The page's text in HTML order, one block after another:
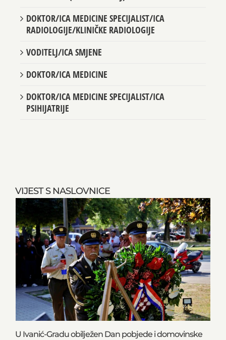
VIJEST S NASLOVNICE
U Ivanić-Gradu obilježen Dan pobjede i domovinske
DOKTOR/ICA MEDICINE SPECIJALIST/ICA
RADIOLOGIJE/KLINIČKE RADIOLOGIJE
VODITELJ/ICA SMJENE
DOKTOR/ICA MEDICINE
DOKTOR/ICA MEDICINE SPECIJALIST/ICA
PSIHIJATRIJE